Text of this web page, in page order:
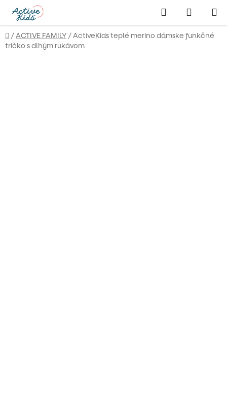
obsah
Hľadať
KOŠÍK
Domov
/ACTIVE FAMILY/ActiveKids teplé merino dámske funkčné
tričko s dlhým rukávom